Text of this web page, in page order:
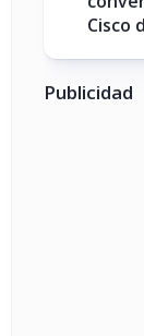
Cisco
Publicidad